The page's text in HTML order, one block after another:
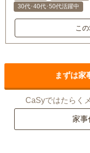
30代･40代･50代活躍中
こ
まずは家
CaSyではたらく
家事